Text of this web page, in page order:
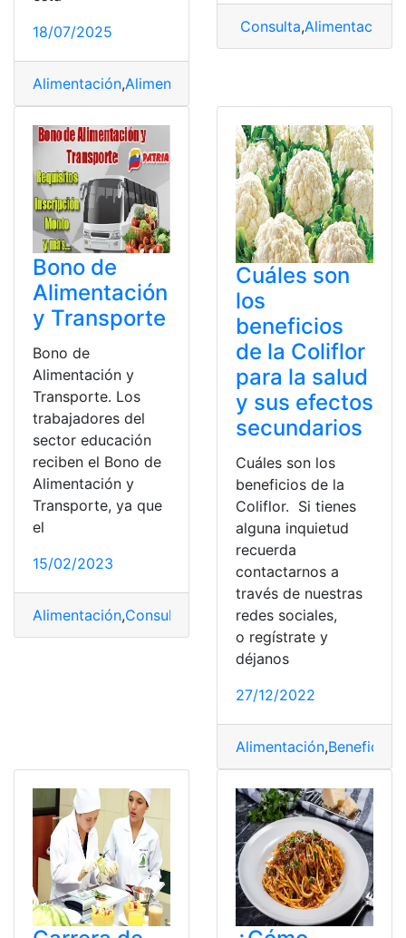
18/07/2025
Alimentación,Alimentos
Consulta,Alimentación
Bono de
Alimentación
y Transporte
Bono de
Alimentación y
Transporte. Los
trabajadores del
sector educación
reciben el Bono de
Alimentación y
Transporte, ya que
el
15/02/2023
Alimentación,Consultas
Cuáles son
los
beneficios
de la Coliflor
para la salud
y sus efectos
secundarios
Cuáles son los
beneficios de la
Coliflor. Si tienes
alguna inquietud
recuerda
contactarnos a
través de nuestras
redes sociales,
o regístrate y
déjanos
27/12/2022
Alimentación,Beneficios